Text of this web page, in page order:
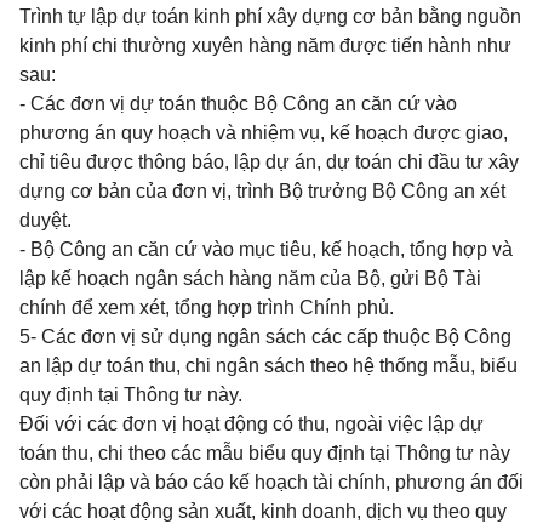
Trình tự lập dự toán kinh phí xây dựng cơ bản bằng nguồn
kinh phí chi thường xuyên hàng năm được tiến hành như
sau:
- Các đơn vị dự toán thuộc Bộ Công an căn cứ vào
phương án quy hoạch và nhiệm vụ, kế hoạch được giao,
chỉ tiêu được thông báo, lập dự án, dự toán chi đầu tư xây
dựng cơ bản của đơn vị, trình Bộ trưởng Bộ Công an xét
duyệt.
- Bộ Công an căn cứ vào mục tiêu, kế hoạch, tổng hợp và
lập kế hoạch ngân sách hàng năm của Bộ, gửi Bộ Tài
chính để xem xét, tổng hợp trình Chính phủ.
5- Các đơn vị sử dụng ngân sách các cấp thuộc Bộ Công
an lập dự toán thu, chi ngân sách theo hệ thống mẫu, biểu
quy định tại Thông tư này.
Đối với các đơn vị hoạt động có thu, ngoài việc lập dự
toán thu, chi theo các mẫu biểu quy định tại Thông tư này
còn phải lập và báo cáo kế hoạch tài chính, phương án đối
với các hoạt động sản xuất, kinh doanh, dịch vụ theo quy